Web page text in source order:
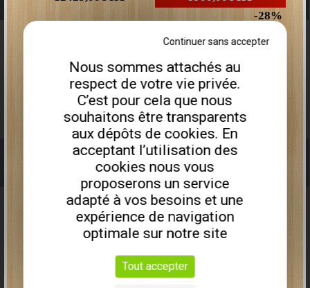
28
disponibles
Remorque porte engin PEA675I
HT 6990,00€
TAILLE-HAIES À DISQUES
Nous sommes attachés au
respect de votre vie privée.
C’est pour cela que nous
souhaitons être transparents
aux dépôts de cookies. En
acceptant l’utilisation des
cookies nous vous
proposerons un service
adapté à vos besoins et une
expérience de navigation
optimale sur notre site
Tout accepter
Continuer sans accepter